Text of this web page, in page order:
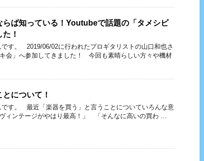
らば知っている！Youtubeで話題の「タメシビ
！
す。 2019/06/02に行われたプロギタリストの山口和也さ
会」へ参加してきました！ 今回も素晴らしい方々や機材
とについて！
す。 最近「楽器を買う」と言うことについていろんな意
ィンテージがやはり最高！」 「そんなに高いの買わ …